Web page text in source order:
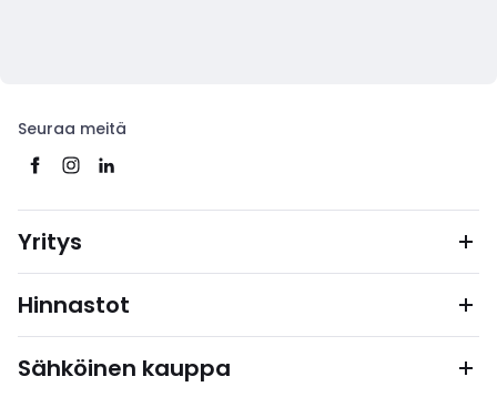
Seuraa meitä
Yritys
Hinnastot
Sähköinen kauppa